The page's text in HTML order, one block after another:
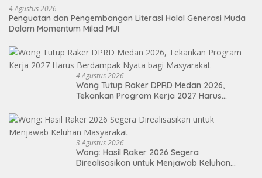
4 Agustus 2026
Penguatan dan Pengembangan Literasi Halal Generasi Muda
Dalam Momentum Milad MUI
4 Agustus 2026
Wong Tutup Raker DPRD Medan 2026,
Tekankan Program Kerja 2027 Harus
3 Agustus 2026
Wong: Hasil Raker 2026 Segera
Direalisasikan untuk Menjawab Keluhan